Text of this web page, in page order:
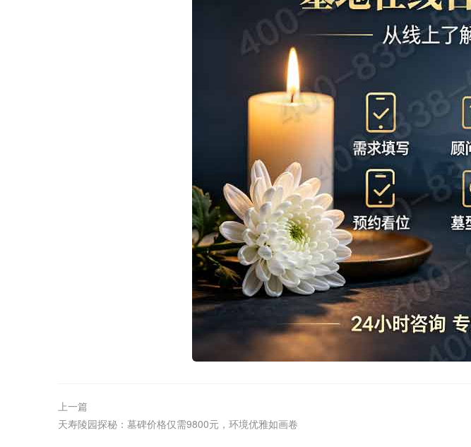
上一篇
天寿陵园探秘：墓碑价格仅需9800元，环境优雅如画卷